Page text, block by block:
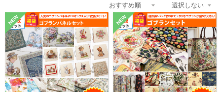
NEW NEW